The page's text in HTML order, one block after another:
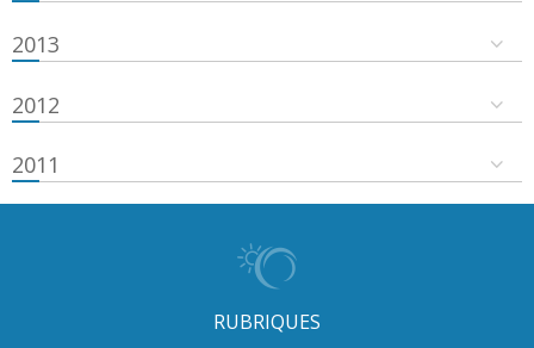
2013
2012
2011
RUBRIQUES